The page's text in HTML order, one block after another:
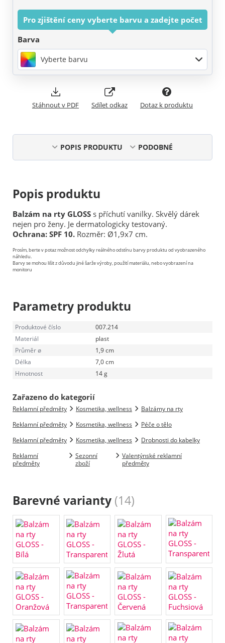
Pro zjištění ceny vyberte barvu a zadejte počet
Barva
Vyberte barvu
Stáhnout v PDF Sdílet odkaz Dotaz k produktu
POPIS PRODUKTU PODOBNÉ
Popis produktu
Balzám na rty GLOSS s příchutí vanilky. Skvělý dárek
nejen pro ženy. Je dermatologicky testovaný.
Ochrana: SPF 10. Rozměr: Ø1,9x7 cm.
Prosím, berte v potaz možnost odchylky reálného odstínu barvy produktu od vyobrazeného
náhledu.
Barvy se mohou lišit z důvodu jiné šarže výroby, použití materiálu, nebo vyobrazení na
monitoru
Parametry produktu
Produktové číslo
007.214
Materiál
plast
Průměr ø
1,9 cm
Délka
7,0 cm
Hmotnost
14 g
Zařazeno do kategorií
Reklamní předměty Kosmetika, wellness
Balzámy na rty
Reklamní předměty
Kosmetika, wellness
Péče o tělo
Reklamní předměty
Kosmetika, wellness
Drobnosti do kabelky
Reklamní
předměty
Sezonní
zboží
Valentýnské reklamní
předměty
Barevné varianty (14)